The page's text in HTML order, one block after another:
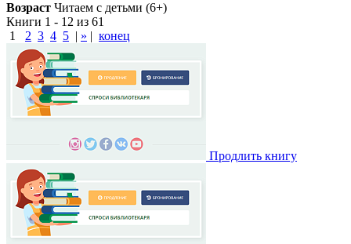
Возраст Читаем с детьми (6+)
Книги 1 - 12 из 61
1
2 3 4 5 | » | конец
Продлить книгу